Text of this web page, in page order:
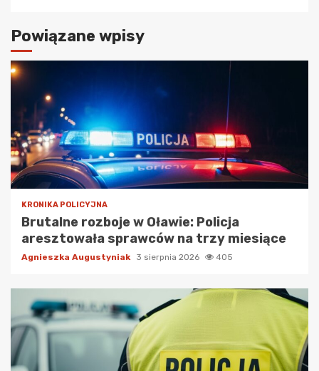
Powiązane wpisy
KRONIKA POLICYJNA
Brutalne rozboje w Oławie: Policja
aresztowała sprawców na trzy miesiące
Agnieszka Augustyniak 3 sierpnia 2026 405